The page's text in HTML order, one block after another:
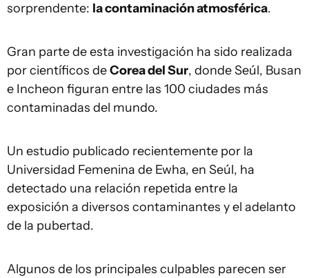
sorprendente: la contaminación atmosférica.
Gran parte de esta investigación ha sido realizada
por científicos deCorea del Sur, donde Seúl, Busan
e Incheon figuran entre las 100 ciudades más
contaminadas del mundo.
Un estudio publicado recientemente por la
Universidad Femenina de Ewha, en Seúl, ha
detectado una relación repetida entre la
exposición a diversos contaminantes y el adelanto
de la pubertad.
Algunos de los principales culpables parecen ser